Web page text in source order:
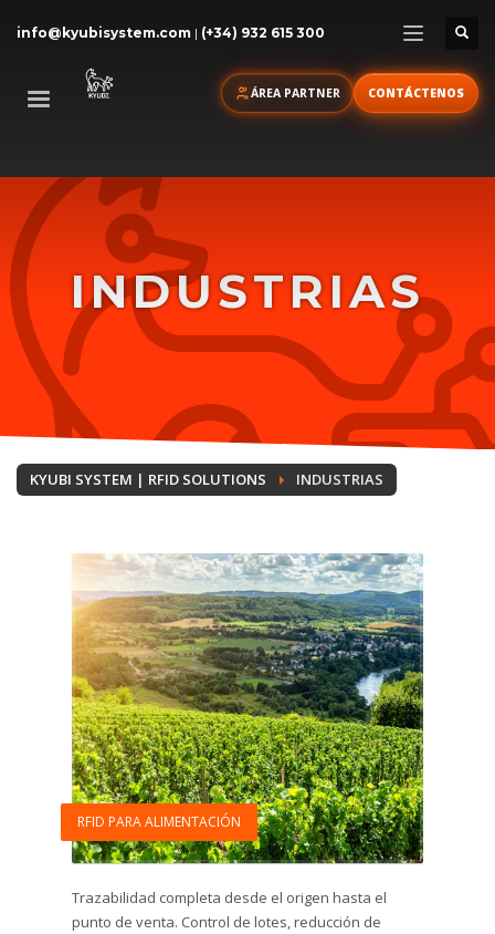
info@kyubisystem.com | (+34) 932 615 300
ÁREA PARTNER CONTÁCTENOS
INDUSTRIAS
KYUBI SYSTEM | RFID SOLUTIONS INDUSTRIAS
RFID PARA ALIMENTACIÓN
Trazabilidad completa desde el origen hasta el
punto de venta. Control de lotes, reducción de